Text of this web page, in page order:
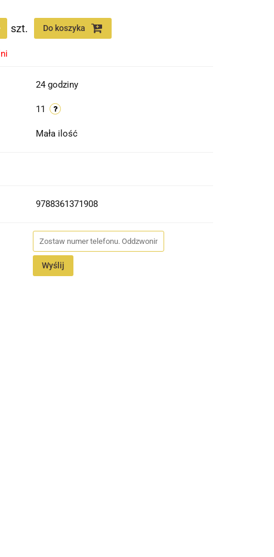
szt. Do koszyka
24 godziny
11
Mała ilość
9788361371908
Wyślij